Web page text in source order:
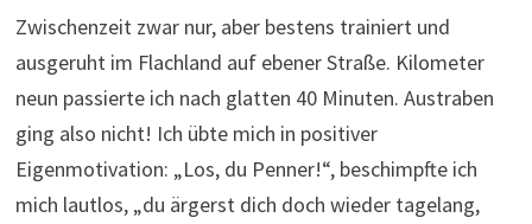
Zwischenzeit zwar nur, aber bestens trainiert und
ausgeruht im Flachland auf ebener Straße. Kilometer
neun passierte ich nach glatten 40 Minuten. Austraben
ging also nicht! Ich übte mich in positiver
Eigenmotivation: „Los, du Penner!“, beschimpfte ich
mich lautlos, „du ärgerst dich doch wieder tagelang,